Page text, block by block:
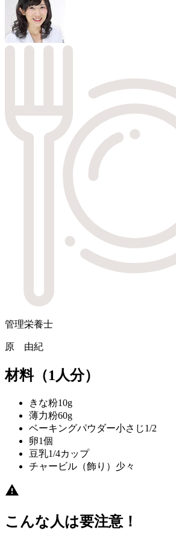
管理栄養士
原 由紀
材料（1人分）
きな粉10g
薄力粉60g
ベーキングパウダー小さじ1/2
卵1個
豆乳1/4カップ
チャービル（飾り） 少々
こんな人は要注意！